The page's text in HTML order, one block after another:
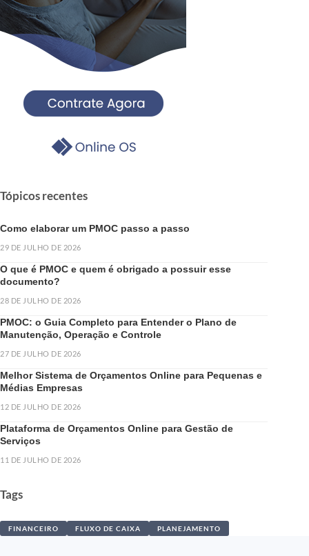
Tópicos recentes
Como elaborar um PMOC passo a passo
29 DE JULHO DE 2026
O que é PMOC e quem é obrigado a possuir esse
documento?
28 DE JULHO DE 2026
PMOC: o Guia Completo para Entender o Plano de
Manutenção, Operação e Controle
27 DE JULHO DE 2026
Melhor Sistema de Orçamentos Online para Pequenas e
Médias Empresas
12 DE JULHO DE 2026
Plataforma de Orçamentos Online para Gestão de
Serviços
11 DE JULHO DE 2026
Tags
FINANCEIRO FLUXO DE CAIXA PLANEJAMENTO